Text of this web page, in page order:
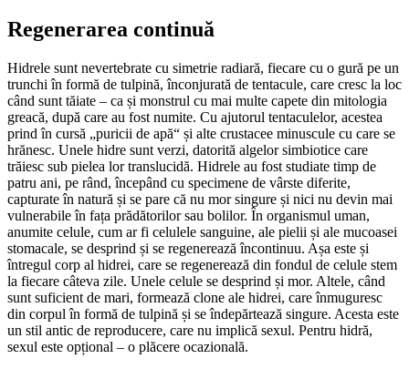
Regenerarea continuă
Hidrele sunt nevertebrate cu simetrie radiară, fiecare cu o gură pe un
trunchi în formă de tulpină, înconjurată de tentacule, care cresc la loc
când sunt tăiate – ca și monstrul cu mai multe capete din mitologia
greacă, după care au fost numite. Cu ajutorul tentaculelor, acestea
prind în cursă „puricii de apă“ și alte crustacee minuscule cu care se
hrănesc. Unele hidre sunt verzi, datorită algelor simbiotice care
trăiesc sub pielea lor translucidă. Hidrele au fost studiate timp de
patru ani, pe rând, începând cu specimene de vârste diferite,
capturate în natură și se pare că nu mor singure și nici nu devin mai
vulnerabile în fața prădătorilor sau bolilor. În organismul uman,
anumite celule, cum ar fi celulele sanguine, ale pielii și ale mucoasei
stomacale, se desprind și se regenerează încontinuu. Așa este și
întregul corp al hidrei, care se regenerează din fondul de celule stem
la fiecare câteva zile. Unele celule se desprind și mor. Altele, când
sunt suficient de mari, formează clone ale hidrei, care înmuguresc
din corpul în formă de tulpină și se îndepărtează singure. Acesta este
un stil antic de reproducere, care nu implică sexul. Pentru hidră,
sexul este opțional – o plăcere ocazională.